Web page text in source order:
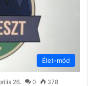
Élet-mód
26. 0 378